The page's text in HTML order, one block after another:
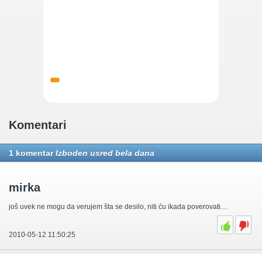
Komentari
1 komentarIzboden usred bela dana
mirka
još uvek ne mogu da verujem šta se desilo, niti ću ikada poverovati…
2010-05-12 11:50:25